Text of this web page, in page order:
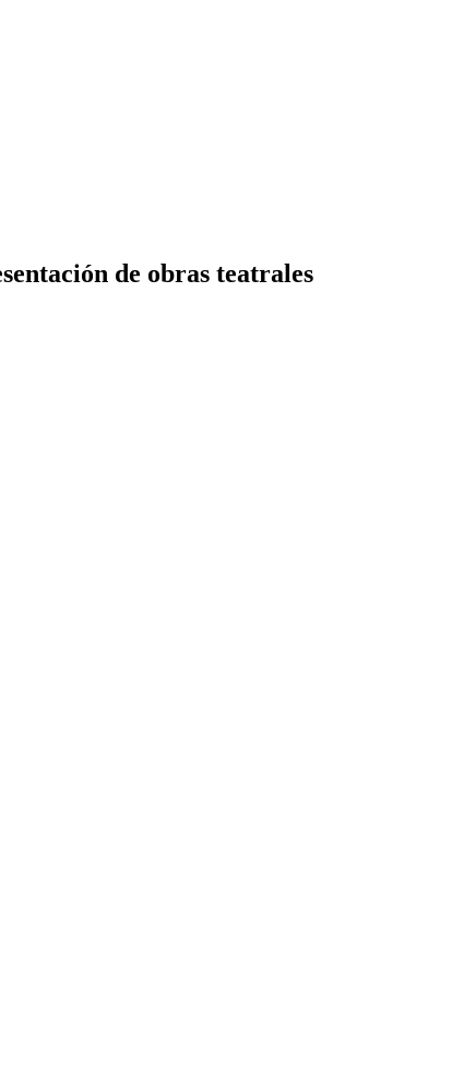
de obras teatrales